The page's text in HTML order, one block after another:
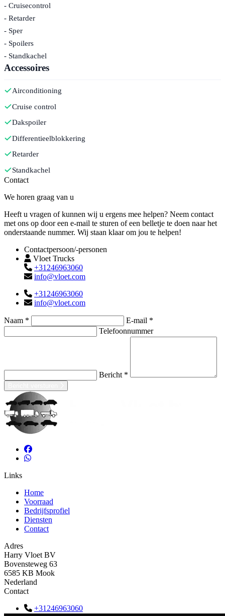
- Cruisecontrol
- Retarder
- Sper
- Spoilers
- Standkachel
Accessoires
Airconditioning
Cruise control
Dakspoiler
Differentieelblokkering
Retarder
Standkachel
Contact
We horen graag van u
Heeft u vragen of kunnen wij u ergens mee helpen? Neem contact
met ons op door een e-mail te sturen of een belletje te doen naar het
onderstaande nummer. Wij staan klaar om jou te helpen!
Contactpersoon/-personen
Vloet Trucks
+31246963060
info@vloet.com
+31246963060
info@vloet.com
Naam *
E-mail *
Telefoonnummer
Bericht *
Links
Home
Voorraad
Bedrijfsprofiel
Diensten
Contact
Adres
Harry Vloet BV
Bovensteweg 63
6585 KB Mook
Nederland
Contact
+31246963060